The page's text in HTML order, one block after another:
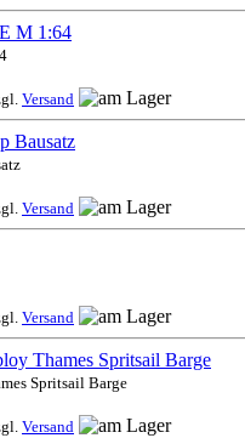
Versand
Versand
Versand
Spritsail Barge
Versand